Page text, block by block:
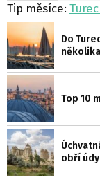
Tip měsíce:
Do
Top 10
obří údy